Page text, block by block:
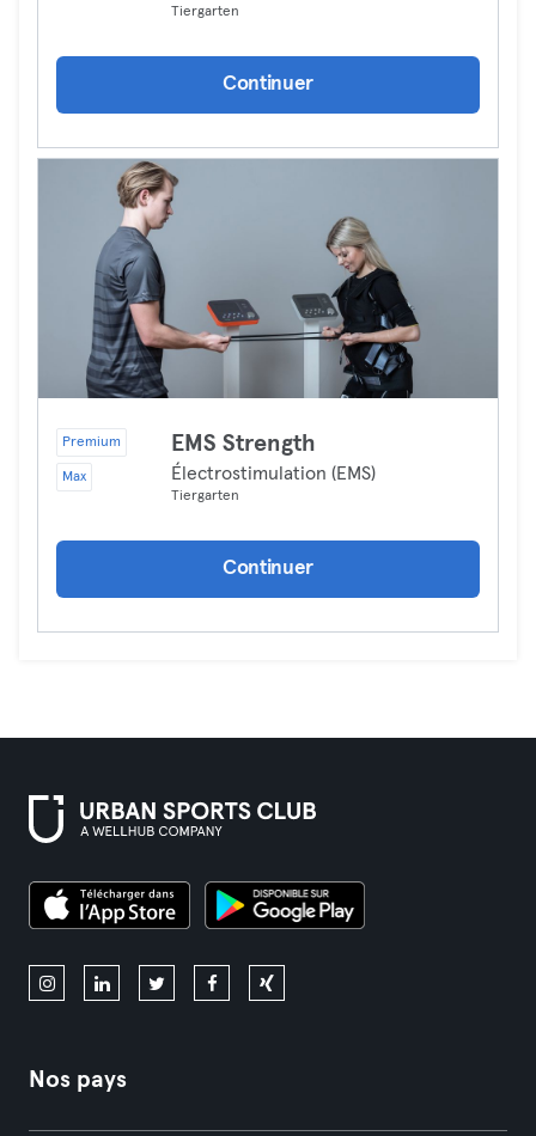
Tiergarten
Continuer
Premium
Max
EMS Strength
Électrostimulation (EMS)
Tiergarten
Continuer
Nos pays